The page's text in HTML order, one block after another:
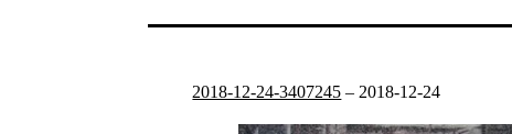
2018-12-24-3407245 – 2018-12-24